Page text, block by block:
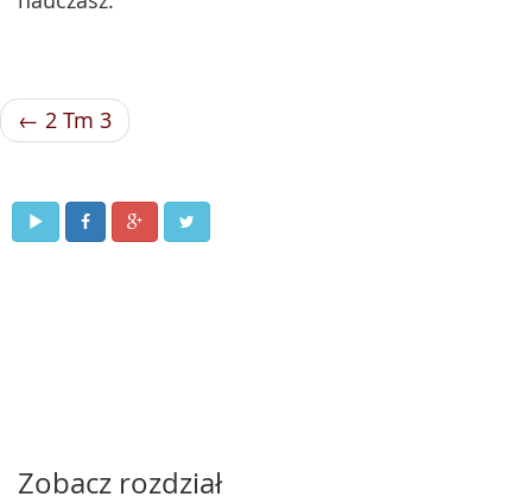
← 2 Tm 3
Zobacz rozdział